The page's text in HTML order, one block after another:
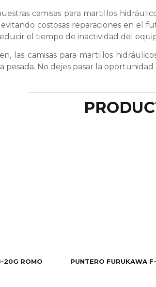
camisas para martillos
costosas reparaciones en el
el tiempo de inactividad del
las camisas para martillos
pesada. No dejes pasar la
20G ROMO
PUNTERO FURUKAWA